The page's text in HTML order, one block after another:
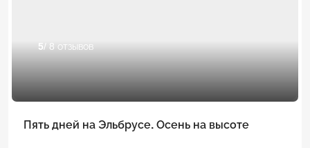
5/ 8 отзывов
Пять дней на Эльбрусе. Осень на высоте